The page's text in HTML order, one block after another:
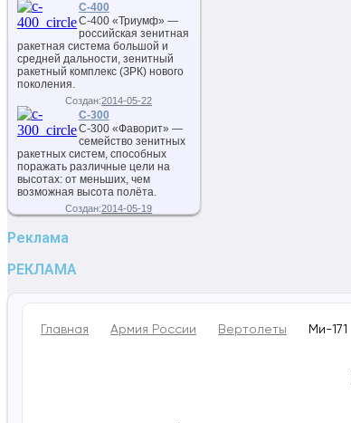
С-400
С-400 «Триумф» —
российская зенитная
ракетная система большой и
средней дальности, зенитный
ракетный комплекс (ЗРК) нового
поколения.
Создан:2014-05-22
С-300
С-300 «Фаворит» —
семейство зенитных
ракетных систем, способных
поражать различные цели на
высотах: от меньших, чем
возможная высота полёта.
Создан:2014-05-19
Реклама
РЕКЛАМА
Главная Армия России Вертолеты Ми-171